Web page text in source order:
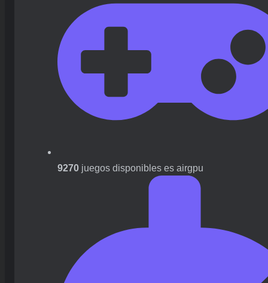
9270 juegos disponibles es airgpu